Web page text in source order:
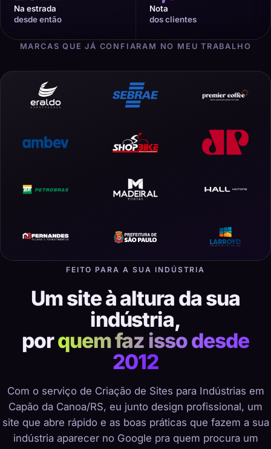
Na estrada
desde então
Nota
dos clientes
MARCAS QUE JÁ CONFIARAM NO MEU TRABALHO
FEITO PARA A SUA INDÚSTRIA
Um site à altura da sua
indústria,
porquem faz isso desde
2012
Com o serviço de Criação de Sites para Indústrias em
Capão da Canoa/RS, eu junto design profissional, um
site que abre rápido e as boas práticas que fazem a sua
indústria aparecer no Google pra quem procura um